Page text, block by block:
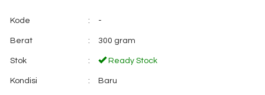
Kode : -
Berat : 300 gram
Stok : Ready Stock
Kondisi : Baru